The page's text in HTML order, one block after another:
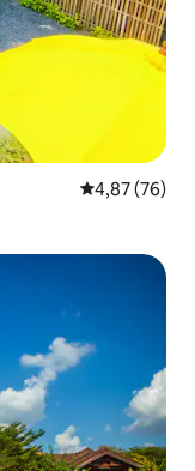
4,87 de uma
4,87 (76)